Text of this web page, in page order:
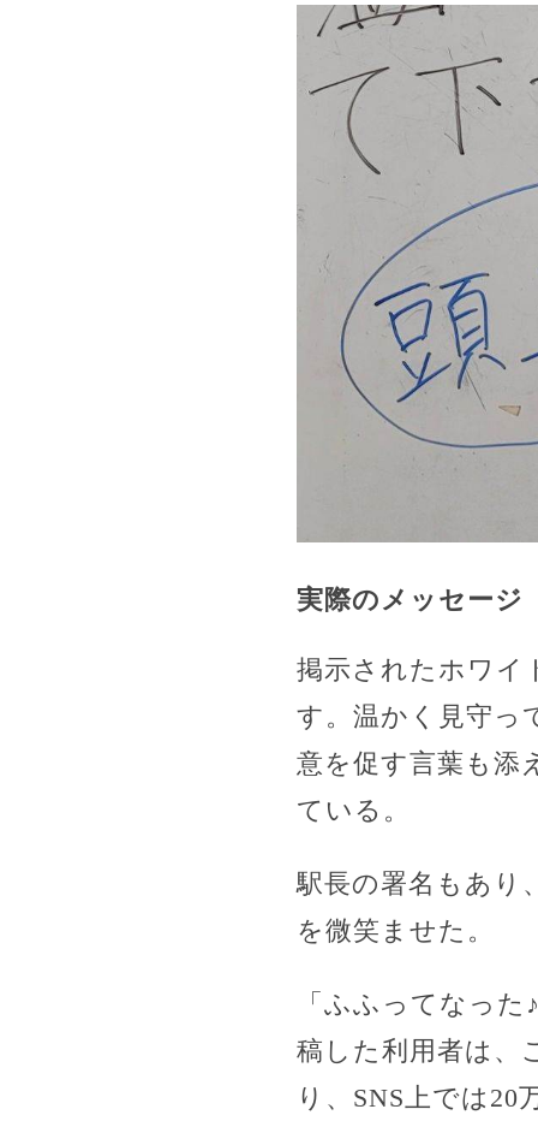
実際のメッセージ
掲示されたホワイ
す。温かく見守っ
意を促す言葉も添
ている。
駅長の署名もあり
を微笑ませた。
「ふふってなっ
稿した利用者は、
り、SNS上では